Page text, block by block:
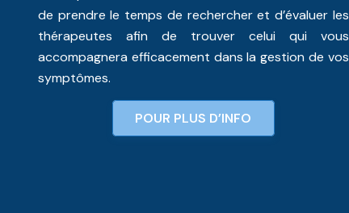
de prendre le temps de rechercher et d’évaluer les
thérapeutes afin de trouver celui qui vous
accompagnera efficacement dans la gestion de vos
symptômes.
POUR PLUS D’INFO